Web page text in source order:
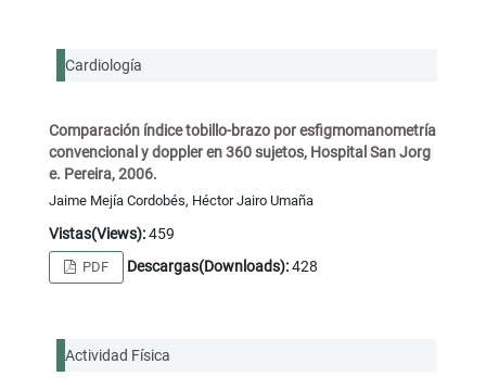
Cardiología
Comparación índice tobillo-brazo por esfigmomanometría
convencional y doppler en 360 sujetos, Hospital San Jorg
e. Pereira, 2006.
Jaime Mejía Cordobés, Héctor Jairo Umaña
Vistas(Views):459
PDF Descargas(Downloads):428
Actividad Física